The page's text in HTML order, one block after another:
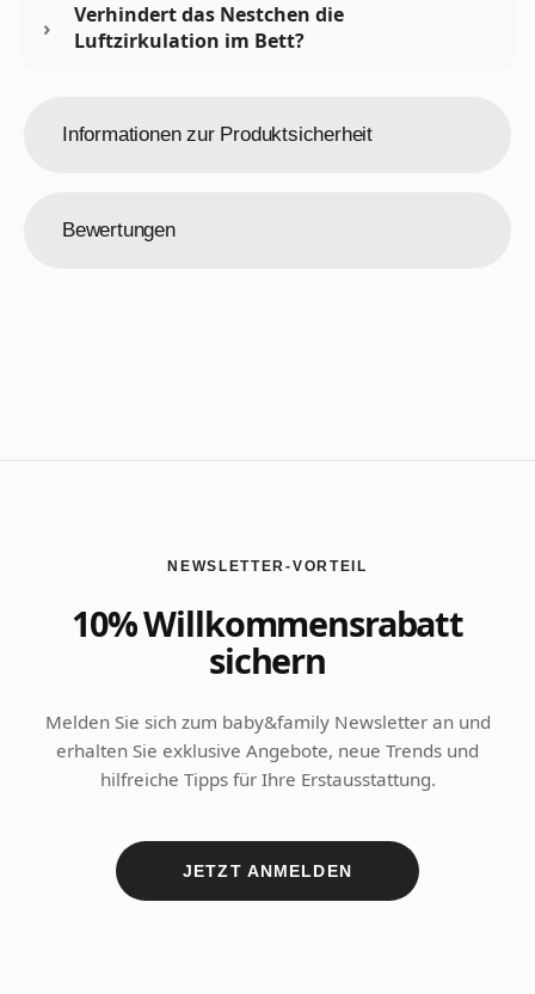
Verhindert das Nestchen die
Luftzirkulation im Bett?
Informationen zur Produktsicherheit
Bewertungen
NEWSLETTER-VORTEIL
10% Willkommensrabatt
sichern
Melden Sie sich zum baby&family Newsletter an und
erhalten Sie exklusive Angebote, neue Trends und
hilfreiche Tipps für Ihre Erstausstattung.
JETZT ANMELDEN